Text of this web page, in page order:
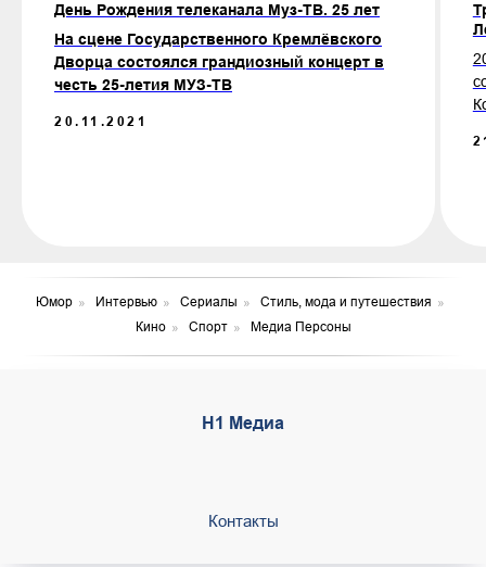
День Рождения телеканала Муз-ТВ. 25 лет
На сцене Государственного Кремлёвского
Дворца состоялся грандиозный концерт в
честь 25-летия МУЗ-ТВ
20.11.2021
Юмор » Интервью » Сериалы » Стиль, мода и путешествия »
Кино » Спорт » Медиа Персоны
Н1 Медиа
Контакты